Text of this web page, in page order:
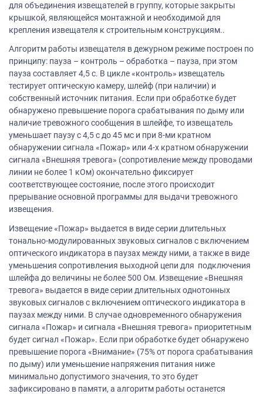
для объединения извещателей в группу, которые закрыты
крышкой, являющейся монтажной и необходимой для
крепления извещателя к строительным конструкциям..
Алгоритм работы извещателя в дежурном режиме построен по
принципу: пауза – контроль – обработка – пауза, при этом
пауза составляет 4,5 с. В цикле «контроль» извещатель
тестирует оптическую камеру, шлейф (при наличии) и
собственный источник питания. Если при обработке будет
обнаружено превышение порога срабатывания по дыму или
наличие тревожного сообщения в шлейфе, то извещатель
уменьшает паузу с 4,5 с до 45 мс и при 8-ми кратном
обнаружении сигнала «Пожар» или 4-х кратном обнаружении
сигнала «Внешняя тревога» (сопротивление между проводами
линии не более 1 кОм) окончательно фиксирует
соответствующее состояние, после этого происходит
прерывание основной программы для выдачи тревожного
извещения.
Извещение «Пожар» выдается в виде серии длительных
тонально-модулированных звуковых сигналов с включением
оптического индикатора в паузах между ними, а также в виде
уменьшения сопротивления выходной цепи для подключения
шлейфа до величины не более 500 Ом. Извещение «Внешняя
тревога» выдается в виде серии длительных однотонных
звуковых сигналов с включением оптического индикатора в
паузах между ними. В случае одновременного обнаружения
сигнала «Пожар» и сигнала «Внешняя тревога» приоритетным
будет сигнал «Пожар». Если при обработке будет обнаружено
превышение порога «Внимание» (75% от порога срабатывания
по дыму) или уменьшение напряжения питания ниже
минимально допустимого значения, то это будет
зафиксировано в памяти, а алгоритм работы останется